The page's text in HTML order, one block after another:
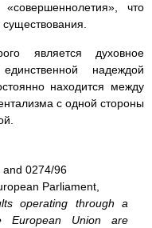
что
является духовное
надеждой
находится между
с одной стороны
and 0274/96
Parliament,
operating through a
European Union are